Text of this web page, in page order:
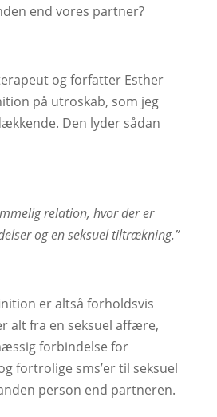
end vores partner?
og forfatter Esther
på utroskab, som jeg
Den lyder sådan
relation, hvor der er
og en seksuel tiltrækning.”
er altså forholdsvis
alt fra en seksuel affære,
forbindelse for
fortrolige sms’er til seksuel
person end partneren.